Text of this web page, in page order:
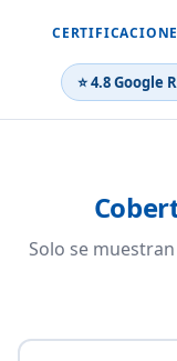
⭐ 4.8 Google
Solo se